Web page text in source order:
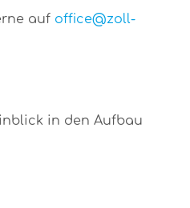
auf office@zoll-
in den Aufbau